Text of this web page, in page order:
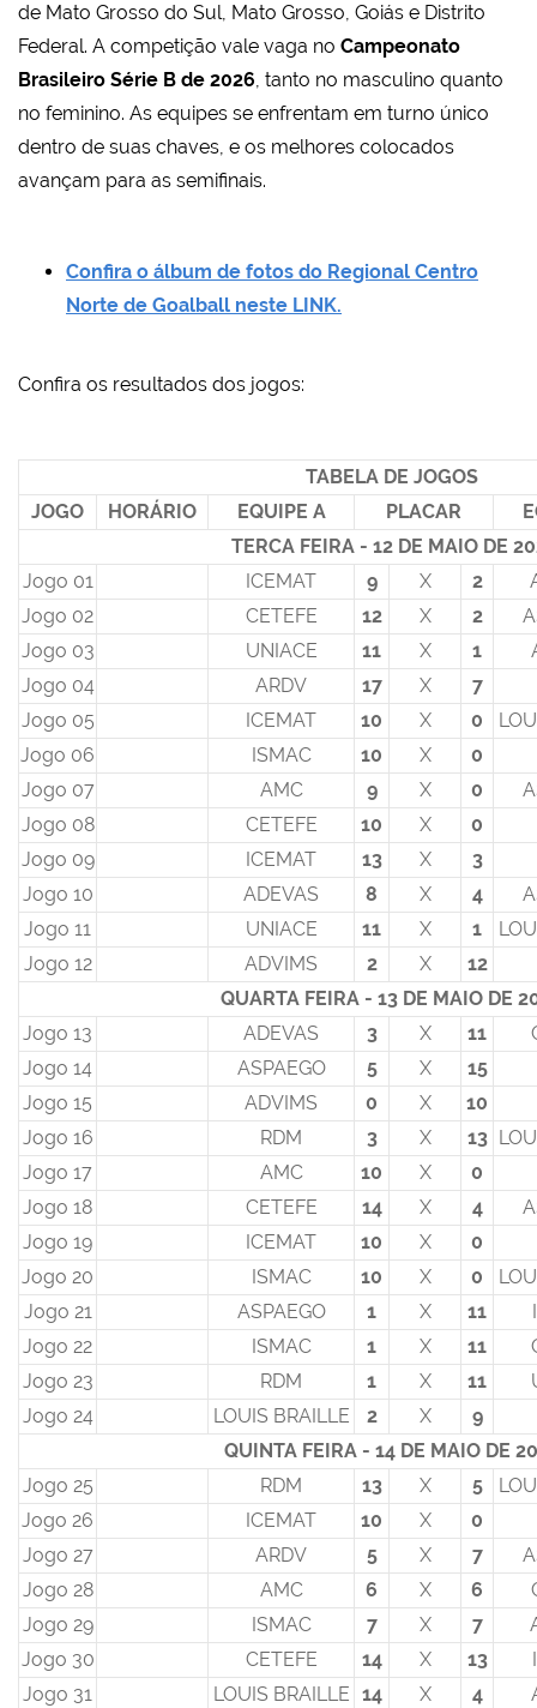
de Mato Grosso do Sul, Mato Grosso, Goiás e Distrito
Federal. A competição vale vaga no Campeonato
Brasileiro Série B de 2026, tanto no masculino quanto
no feminino. As equipes se enfrentam em turno único
dentro de suas chaves, e os melhores colocados
avançam para as semifinais.
Confira o álbum de fotos do Regional Centro
Norte de Goalball neste LINK.
Confira os resultados dos jogos:
TABELA DE JOGOS
JOGO
HORÁRIO EQUIPE A PLACAR
TERCA FEIRA - 12 DE MAIO DE
Jogo 01
ICEMAT 9 X 2
Jogo 02
CETEFE 12 X 2
Jogo 03
UNIACE 11 X 1
Jogo 04
ARDV 17 X
7
Jogo 05
ICEMAT 10 X 0
Jogo 06
ISMAC 10 X
0
Jogo 07
AMC 9 X 0
Jogo 08
CETEFE 10 X
0
Jogo 09
ICEMAT 13 X
3
Jogo 10
ADEVAS 8 X 4
Jogo 11
UNIACE 11 X 1
Jogo 12
ADVIMS 2 X
12
QUARTA FEIRA - 13 DE MAIO DE
Jogo 13
ADEVAS 3 X 11
Jogo 14
ASPAEGO 5 X
15
Jogo 15
ADVIMS 0 X
10
Jogo 16
RDM 3 X 13
Jogo 17
AMC 10 X
0
Jogo 18
CETEFE 14 X 4
Jogo 19
ICEMAT 10 X
0
Jogo 20
ISMAC 10 X 0
Jogo 21
ASPAEGO 1 X 11
Jogo 22
ISMAC 1 X 11
Jogo 23
RDM 1 X 11
Jogo 24
LOUIS BRAILLE 2 X
9
QUINTA FEIRA - 14 DE MAIO DE
Jogo 25
RDM 13 X 5
Jogo 26
ICEMAT 10 X
0
Jogo 27
ARDV 5 X 7
Jogo 28
AMC 6 X 6
Jogo 29
ISMAC 7 X 7
Jogo 30
CETEFE 14 X 13
Jogo 31
LOUIS BRAILLE 14 X 4